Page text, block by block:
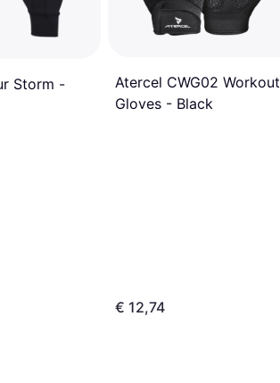
Storm -
Atercel CWG02 Workout
Gloves - Black
€ 12,74